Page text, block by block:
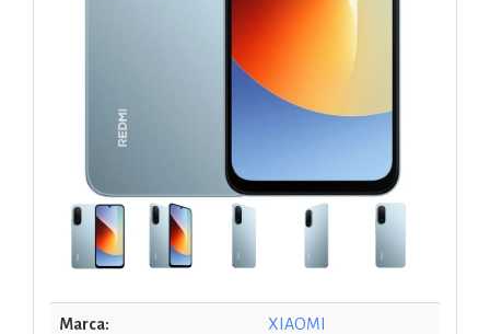
Marca: XIAOMI